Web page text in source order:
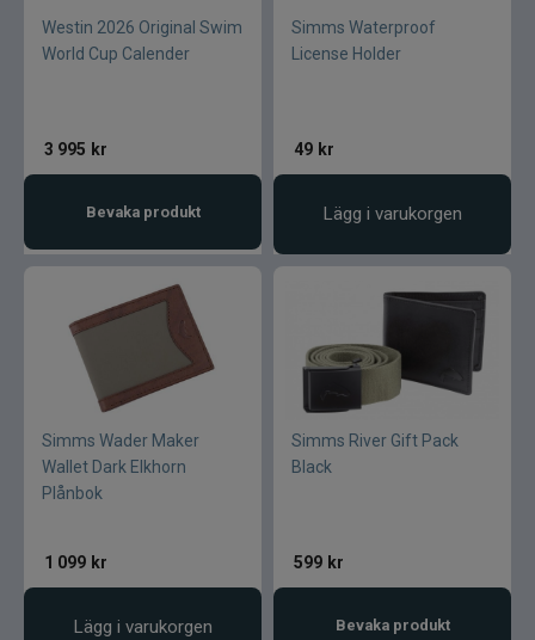
Westin 2026 Original Swim
World Cup Calender
3 995 kr
Bevaka produkt
Simms Waterproof
License Holder
49 kr
Lägg i varukorgen
Simms Wader Maker
Wallet Dark Elkhorn
Plånbok
1 099 kr
Lägg i varukorgen
Simms River Gift Pack
Black
599 kr
Bevaka produkt